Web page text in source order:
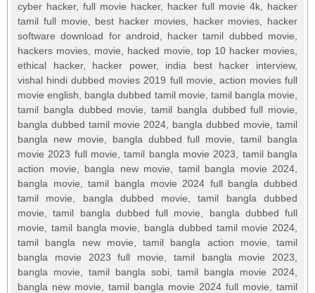
cyber hacker, full movie hacker, hacker full movie 4k, hacker
tamil full movie, best hacker movies, hacker movies, hacker
software download for android, hacker tamil dubbed movie,
hackers movies, movie, hacked movie, top 10 hacker movies,
ethical hacker, hacker power, india best hacker interview,
vishal hindi dubbed movies 2019 full movie, action movies full
movie english, bangla dubbed tamil movie, tamil bangla movie,
tamil bangla dubbed movie, tamil bangla dubbed full movie,
bangla dubbed tamil movie 2024, bangla dubbed movie, tamil
bangla new movie, bangla dubbed full movie, tamil bangla
movie 2023 full movie, tamil bangla movie 2023, tamil bangla
action movie, bangla new movie, tamil bangla movie 2024,
bangla movie, tamil bangla movie 2024 full bangla dubbed
tamil movie, bangla dubbed movie, tamil bangla dubbed
movie, tamil bangla dubbed full movie, bangla dubbed full
movie, tamil bangla movie, bangla dubbed tamil movie 2024,
tamil bangla new movie, tamil bangla action movie, tamil
bangla movie 2023 full movie, tamil bangla movie 2023,
bangla movie, tamil bangla sobi, tamil bangla movie 2024,
bangla new movie, tamil bangla movie 2024 full movie, tamil